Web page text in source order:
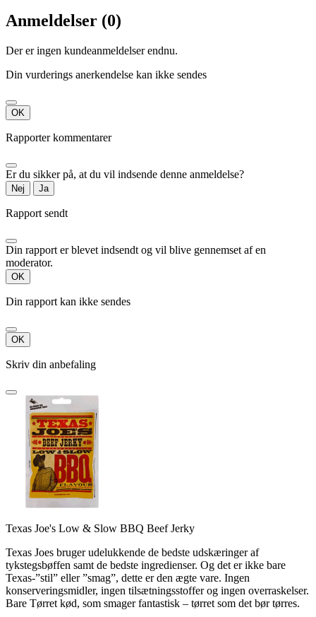
Anmeldelser (0)
Der er ingen kundeanmeldelser endnu.
Din vurderings anerkendelse kan ikke sendes
OK
Rapporter kommentarer
Er du sikker på, at du vil indsende denne anmeldelse?
Nej Ja
Rapport sendt
Din rapport er blevet indsendt og vil blive gennemset af en
moderator.
OK
Din rapport kan ikke sendes
OK
Skriv din anbefaling
Texas Joe's Low & Slow BBQ Beef Jerky
Texas Joes bruger udelukkende de bedste udskæringer af
tykstegsbøffen samt de bedste ingredienser. Og det er ikke bare
Texas-”stil” eller ”smag”, dette er den ægte vare. Ingen
konserveringsmidler, ingen tilsætningsstoffer og ingen overraskelser.
Bare Tørret kød, som smager fantastisk – tørret som det bør tørres.